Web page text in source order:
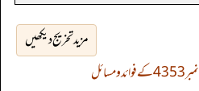
مزید تخریج دیکھیں